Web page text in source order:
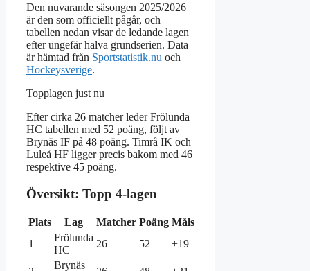
Den nuvarande säsongen 2025/2026
är den som officiellt pågår, och
tabellen nedan visar de ledande lagen
efter ungefär halva grundserien. Data
är hämtad från Sportstatistik.nu och
Hockeysverige.
Topplagen just nu
Efter cirka 26 matcher leder Frölunda
HC tabellen med 52 poäng, följt av
Brynäs IF på 48 poäng. Timrå IK och
Luleå HF ligger precis bakom med 46
respektive 45 poäng.
Översikt: Topp 4-lagen
Plats Lag Matcher Poäng Målskillnad
1
Frölunda
HC
26 52 +19
Brynäs